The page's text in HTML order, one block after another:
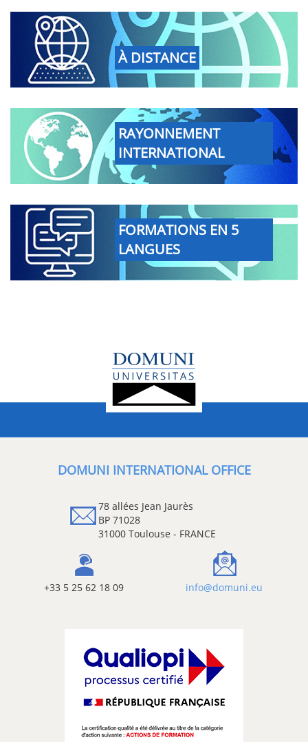
À DISTANCE
RAYONNEMENT
INTERNATIONAL
FORMATIONS EN 5
LANGUES
DOMUNI INTERNATIONAL OFFICE
78 allées Jean Jaurès
BP 71028
31000 Toulouse - FRANCE
+33 5 25 62 18 09 info@domuni.eu